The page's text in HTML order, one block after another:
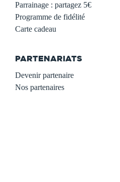
Parrainage : partagez 5€
Programme de fidélité
Carte cadeau
PARTENARIATS
Devenir partenaire
Nos partenaires